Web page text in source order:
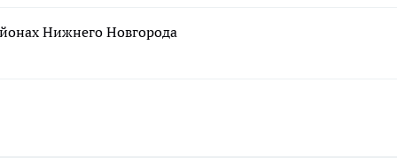
Нижнего Новгорода